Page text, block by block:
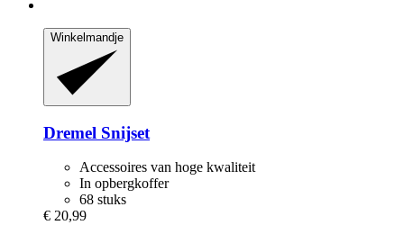
Winkelmandje
Dremel Snijset
Accessoires van hoge kwaliteit
In opbergkoffer
68 stuks
€ 20,99